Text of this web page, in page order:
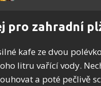
pro zahradní
kafe ze dvou
litru vařící vody.
a poté pečlivě